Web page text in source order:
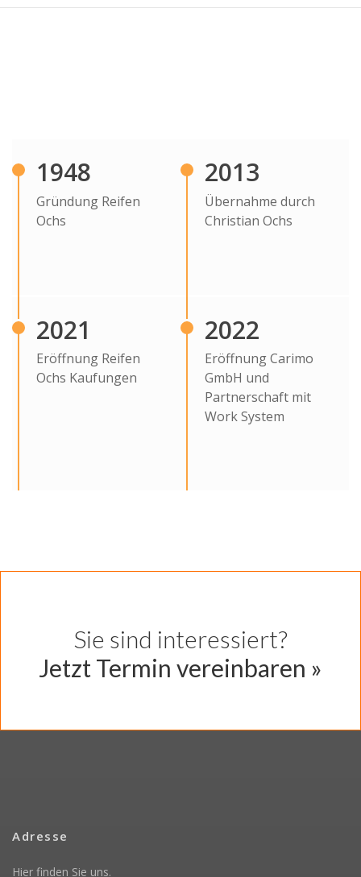
1948
Gründung Reifen
Ochs
2013
Übernahme durch
Christian Ochs
2021
Eröffnung Reifen
Ochs Kaufungen
2022
Eröffnung Carimo
GmbH und
Partnerschaft mit
Work System
Jetzt Termin vereinbaren »
Adresse
Hier finden Sie uns.